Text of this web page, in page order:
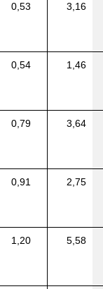
0,53 3,16
0,54 1,46
0,79 3,64
0,91 2,75
1,20 5,58